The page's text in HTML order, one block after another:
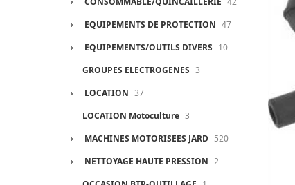
EQUIPEMENTS DE PROTECTION 47
EQUIPEMENTS/OUTILS DIVERS 10
GROUPES ELECTROGENES 3
LOCATION 37
LOCATION Motoculture 3
MACHINES MOTORISEES JARD 520
NETTOYAGE HAUTE PRESSION 2